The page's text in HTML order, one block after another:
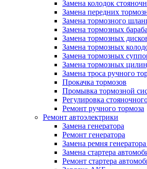
Замена колодок
Замена передних
Замена тормозного
Замена тормозных
Замена тормозных
Замена тормозных
Замена тормозных
Замена тормозных
Замена троса ручного
Прокачка тормозов
Промывка тормозной
Регулировка
Ремонт ручного тормоза
Ремонт автоэлектрики
Замена генератора
Ремонт генератора
Замена ремня
Замена стартера
Ремонт стартера